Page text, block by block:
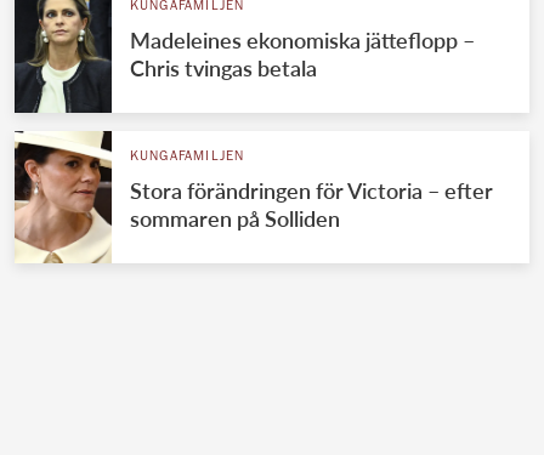
KUNGAFAMILJEN
Madeleines ekonomiska jätteflopp –
Chris tvingas betala
KUNGAFAMILJEN
Stora förändringen för Victoria – efter
sommaren på Solliden